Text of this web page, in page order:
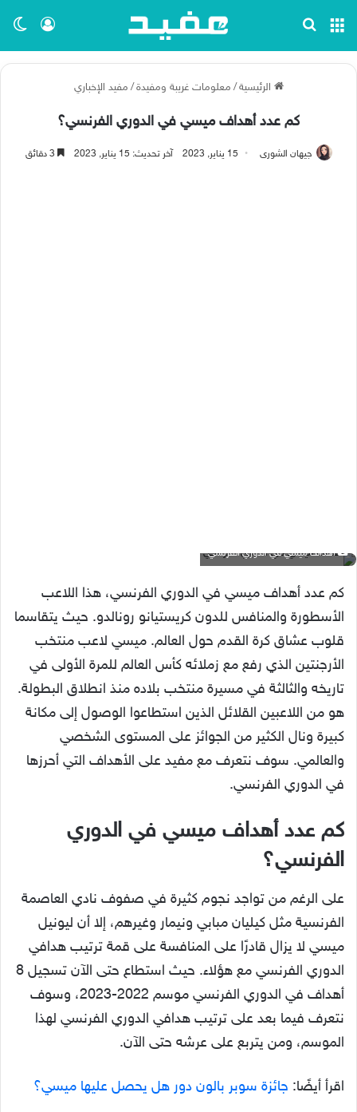
تسجيل القائمة
الرئيسية / معلومات غريبة ومفيدة / مفيد الإخباري
كم عدد أهداف ميسي في الدوري الفرنسي؟
جيهان الشورى 15 يناير, 2023 آخر تحديث: 15 يناير, 2023
أهداف ميسي في الدوري الفرنسي
كم عدد أهداف ميسي في الدوري الفرنسي، هذا اللاعب
الأسطورة والمنافس للدون كريستيانو رونالدو. حيث يتقاسما
قلوب عشاق كرة القدم حول العالم. ميسي لاعب منتخب
الأرجنتين الذي رفع مع زملائه كأس العالم للمرة الأولى في
تاريخه والثالثة في مسيرة منتخب بلاده منذ انطلاق البطولة.
هو من اللاعبين القلائل الذين استطاعوا الوصول إلى مكانة
كبيرة ونال الكثير من الجوائز على المستوى الشخصي
والعالمي. سوف نتعرف مع مفيد على الأهداف التي أحرزها
في الدوري الفرنسي.
كم عدد أهداف ميسي في الدوري
الفرنسي؟
على الرغم من تواجد نجوم كثيرة في صفوف نادي العاصمة
الفرنسية مثل كيليان مبابي ونيمار وغيرهم، إلا أن ليونيل
ميسي لا يزال قادرًا على المنافسة على قمة ترتيب هدافي
الدوري الفرنسي مع هؤلاء. حيث استطاع حتى الآن تسجيل 8
أهداف في الدوري الفرنسي موسم 2022-2023، وسوف
نتعرف فيما بعد على ترتيب هدافي الدوري الفرنسي لهذا
الموسم، ومن يتربع على عرشه حتى الآن.
اقرأ أيضًا: جائزة سوبر بالون دور هل يحصل عليها ميسي؟